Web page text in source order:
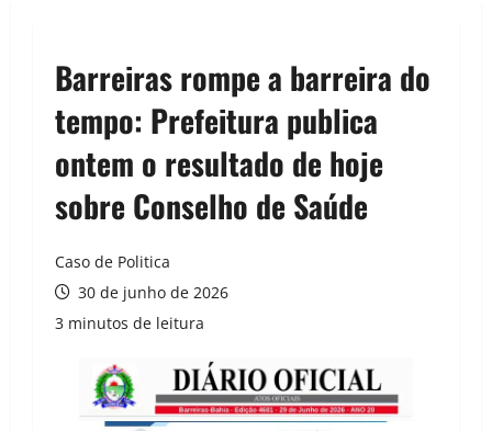
Barreiras rompe a barreira do
tempo: Prefeitura publica
ontem o resultado de hoje
sobre Conselho de Saúde
Caso de Politica
30 de junho de 2026
3 minutos de leitura